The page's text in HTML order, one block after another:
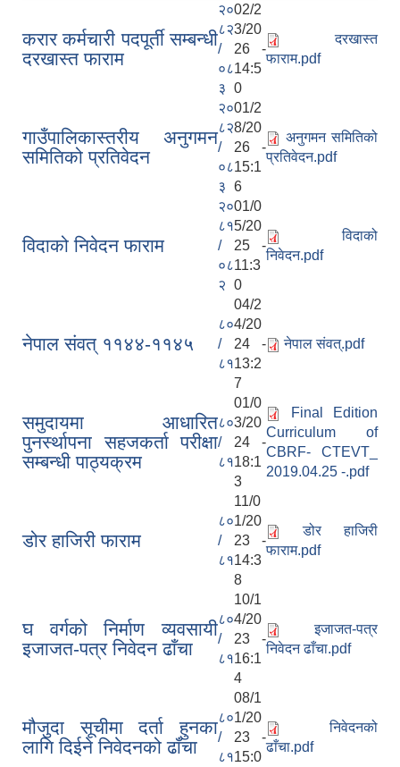
करार कर्मचारी पदपूर्ती सम्बन्धी
दरखास्त फाराम
२०
८२
/
०८
३
02/2
3/20
26 -
14:5
0
दरखास्त
फाराम.pdf
गाउँपालिकास्तरीय अनुगमन
समितिको प्रतिवेदन
२०
८२
/
०८
३
01/2
8/20
26 -
15:1
6
अनुगमन समितिको
प्रतिवेदन.pdf
विदाको निवेदन फाराम
२०
८१
/
०८
२
01/0
5/20
25 -
11:3
0
विदाको
निवेदन.pdf
नेपाल संवत् ११४४-११४५
८०
/
८१
04/2
4/20
24 -
13:2
7
नेपाल संवत्.pdf
समुदायमा आधारित
पुनर्स्थापना सहजकर्ता परीक्षा
सम्बन्धी पाठ्यक्रम
८०
/
८१
01/0
3/20
24 -
18:1
3
Final Edition
Curriculum of
CBRF- CTEVT_
2019.04.25 -.pdf
डोर हाजिरी फाराम
८०
/
८१
11/0
1/20
23 -
14:3
8
डोर हाजिरी
फाराम.pdf
घ वर्गको निर्माण व्यवसायी
इजाजत-पत्र निवेदन ढाँचा
८०
/
८१
10/1
4/20
23 -
16:1
4
इजाजत-पत्र
निवेदन ढाँचा.pdf
मौजुदा सूचीमा दर्ता हुनका
लागि दिईने निवेदनको ढाँचा
८०
/
८१
08/1
1/20
23 -
15:0
निवेदनको
ढाँचा.pdf